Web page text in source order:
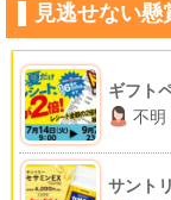
見逃せない懸
ギフト
不明
サント